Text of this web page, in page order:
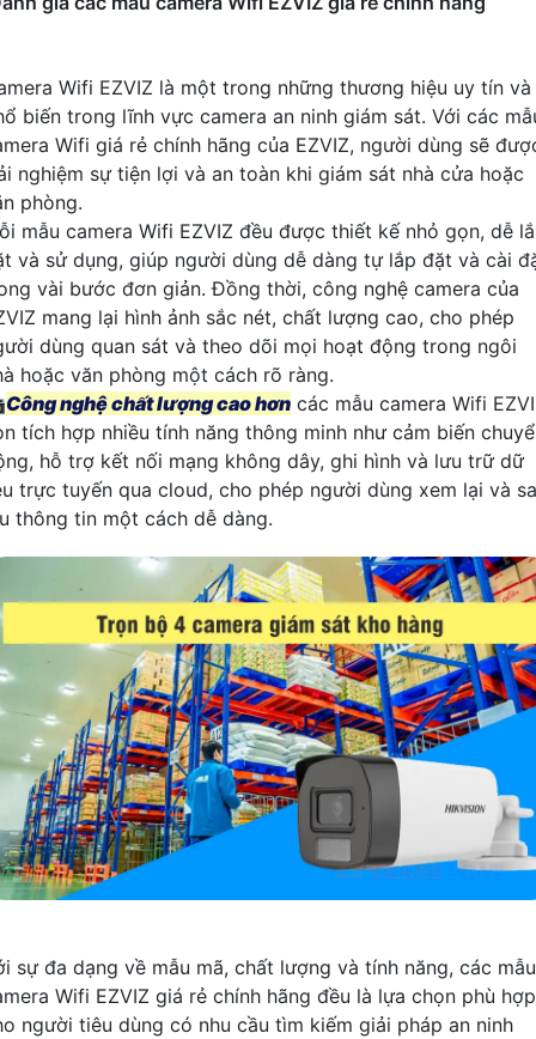
Wifi EZVIZ là một trong những thương hiệu uy tín và
biến trong lĩnh vực camera an ninh giám sát. Với các
Wifi giá rẻ chính hãng của EZVIZ, người dùng sẽ
nghiệm sự tiện lợi và an toàn khi giám sát nhà cửa hoặc
phòng.
mẫu camera Wifi EZVIZ đều được thiết kế nhỏ gọn, dễ
và sử dụng, giúp người dùng dễ dàng tự lắp đặt và cài
vài bước đơn giản. Đồng thời, công nghệ camera của
mang lại hình ảnh sắc nét, chất lượng cao, cho phép
dùng quan sát và theo dõi mọi hoạt động trong ngôi
hoặc văn phòng một cách rõ ràng.
Công nghệ chất lượng cao hơn các mẫu camera Wifi
tích hợp nhiều tính năng thông minh như cảm biến
hỗ trợ kết nối mạng không dây, ghi hình và lưu trữ dữ
trực tuyến qua cloud, cho phép người dùng xem lại và
thông tin một cách dễ dàng.
sự đa dạng về mẫu mã, chất lượng và tính năng, các mẫu
Wifi EZVIZ giá rẻ chính hãng đều là lựa chọn phù hợp
người tiêu dùng có nhu cầu tìm kiếm giải pháp an ninh